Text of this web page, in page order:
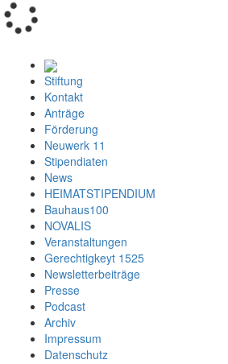
Stiftung
Kontakt
Anträge
Förderung
Neuwerk 11
Stipendiaten
News
HEIMATSTIPENDIUM
Bauhaus100
NOVALIS
Veranstaltungen
Gerechtigkeyt 1525
Newsletterbeiträge
Presse
Podcast
Archiv
Impressum
Datenschutz